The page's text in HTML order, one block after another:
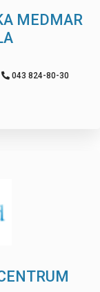
MEDMAR
043 824-80-30